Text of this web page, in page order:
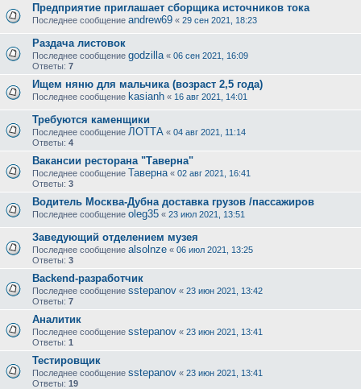
Предприятие приглашает сборщика источников тока
Последнее сообщение andrew69 « 29 сен 2021, 18:23
Раздача листовок
Последнее сообщение godzilla « 06 сен 2021, 16:09
Ответы: 7
Ищем няню для мальчика (возраст 2,5 года)
Последнее сообщение kasianh « 16 авг 2021, 14:01
Требуются каменщики
Последнее сообщение ЛОТТА « 04 авг 2021, 11:14
Ответы: 4
Вакансии ресторана "Таверна"
Последнее сообщение Таверна « 02 авг 2021, 16:41
Ответы: 3
Водитель Москва-Дубна доставка грузов /пассажиров
Последнее сообщение oleg35 « 23 июл 2021, 13:51
Заведующий отделением музея
Последнее сообщение alsolnze « 06 июл 2021, 13:25
Ответы: 3
Backend-разработчик
Последнее сообщение sstepanov « 23 июн 2021, 13:42
Ответы: 7
Аналитик
Последнее сообщение sstepanov « 23 июн 2021, 13:41
Ответы: 1
Тестировщик
Последнее сообщение sstepanov « 23 июн 2021, 13:41
Ответы: 19